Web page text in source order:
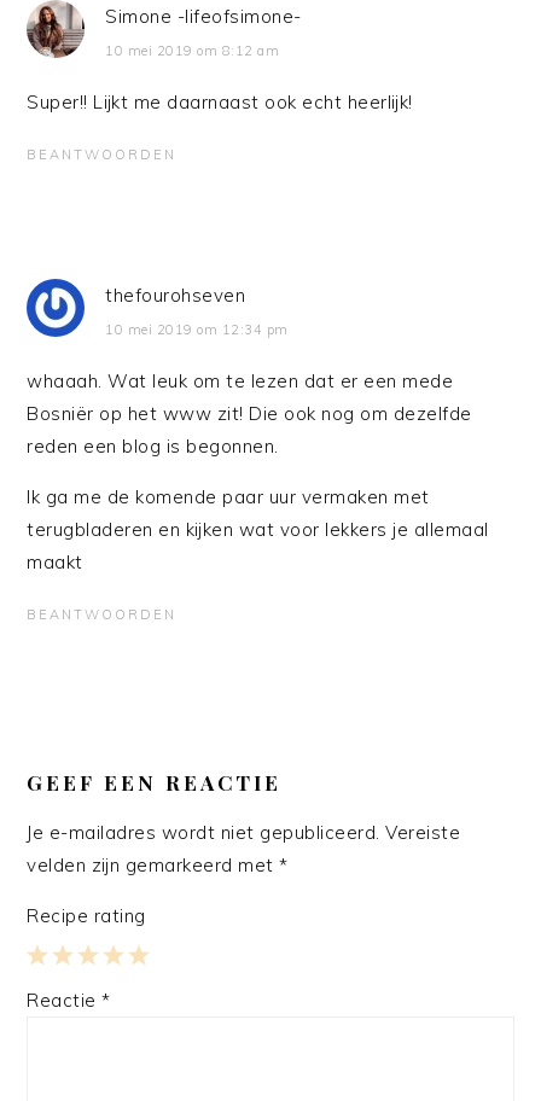
Simone -lifeofsimone-
10 mei 2019 om 8:12 am
Super!! Lijkt me daarnaast ook echt heerlijk!
BEANTWOORDEN
thefourohseven
10 mei 2019 om 12:34 pm
whaaah. Wat leuk om te lezen dat er een mede
Bosniër op het www zit! Die ook nog om dezelfde
reden een blog is begonnen.
Ik ga me de komende paar uur vermaken met
terugbladeren en kijken wat voor lekkers je allemaal
maakt
BEANTWOORDEN
GEEF EEN REACTIE
Je e-mailadres wordt niet gepubliceerd. Vereiste
velden zijn gemarkeerd met*
Recipe rating
4
3
2
1
Reactie*